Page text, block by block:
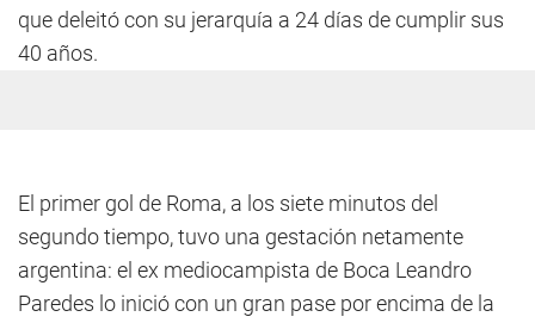
que deleitó con su jerarquía a 24 días de cumplir sus
40 años.
El primer gol de Roma, a los siete minutos del
segundo tiempo, tuvo una gestación netamente
argentina: el ex mediocampista de Boca Leandro
Paredes lo inició con un gran pase por encima de la